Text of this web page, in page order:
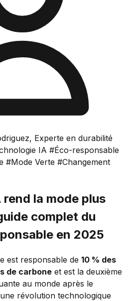
Experte en durabilité
IA #Éco-responsable
#Mode Verte #Changement
rend la mode plus
complet du
en 2025
est responsable de 10 % des
de carbone et est la deuxième
au monde après le
révolution technologique